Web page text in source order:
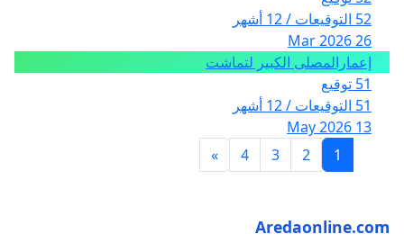
52 التوقيعات / 12 أشهر
26 Mar 2026
إعمارالمصلى الكبير لتماشت
51 توقيع
51 التوقيعات / 12 أشهر
13 May 2026
1
2
3
4
»
Aredaonline.com